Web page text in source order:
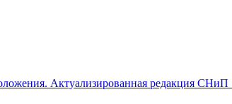
Актуализированная редакция СНиП